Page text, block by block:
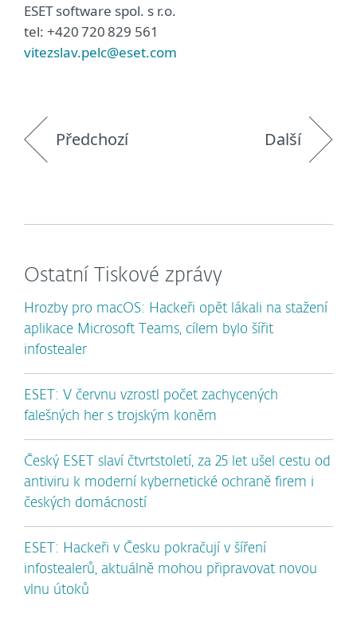
ESET software spol. s r.o.
tel: +420 720 829 561
vitezslav.pelc@eset.com
Předchozí Další
Ostatní Tiskové zprávy
Hrozby pro macOS: Hackeři opět lákali na stažení
aplikace Microsoft Teams, cílem bylo šířit
infostealer
ESET: V červnu vzrostl počet zachycených
falešných her s trojským koněm
Český ESET slaví čtvrtstoletí, za 25 let ušel cestu od
antiviru k moderní kybernetické ochraně firem i
českých domácností
ESET: Hackeři v Česku pokračují v šíření
infostealerů, aktuálně mohou připravovat novou
vlnu útoků